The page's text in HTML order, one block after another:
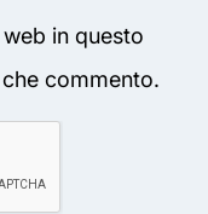
in questo
commento.